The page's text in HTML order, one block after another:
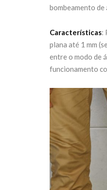
bombeamento de
Características:
plana até 1 mm
entre o modo de
funcionamento